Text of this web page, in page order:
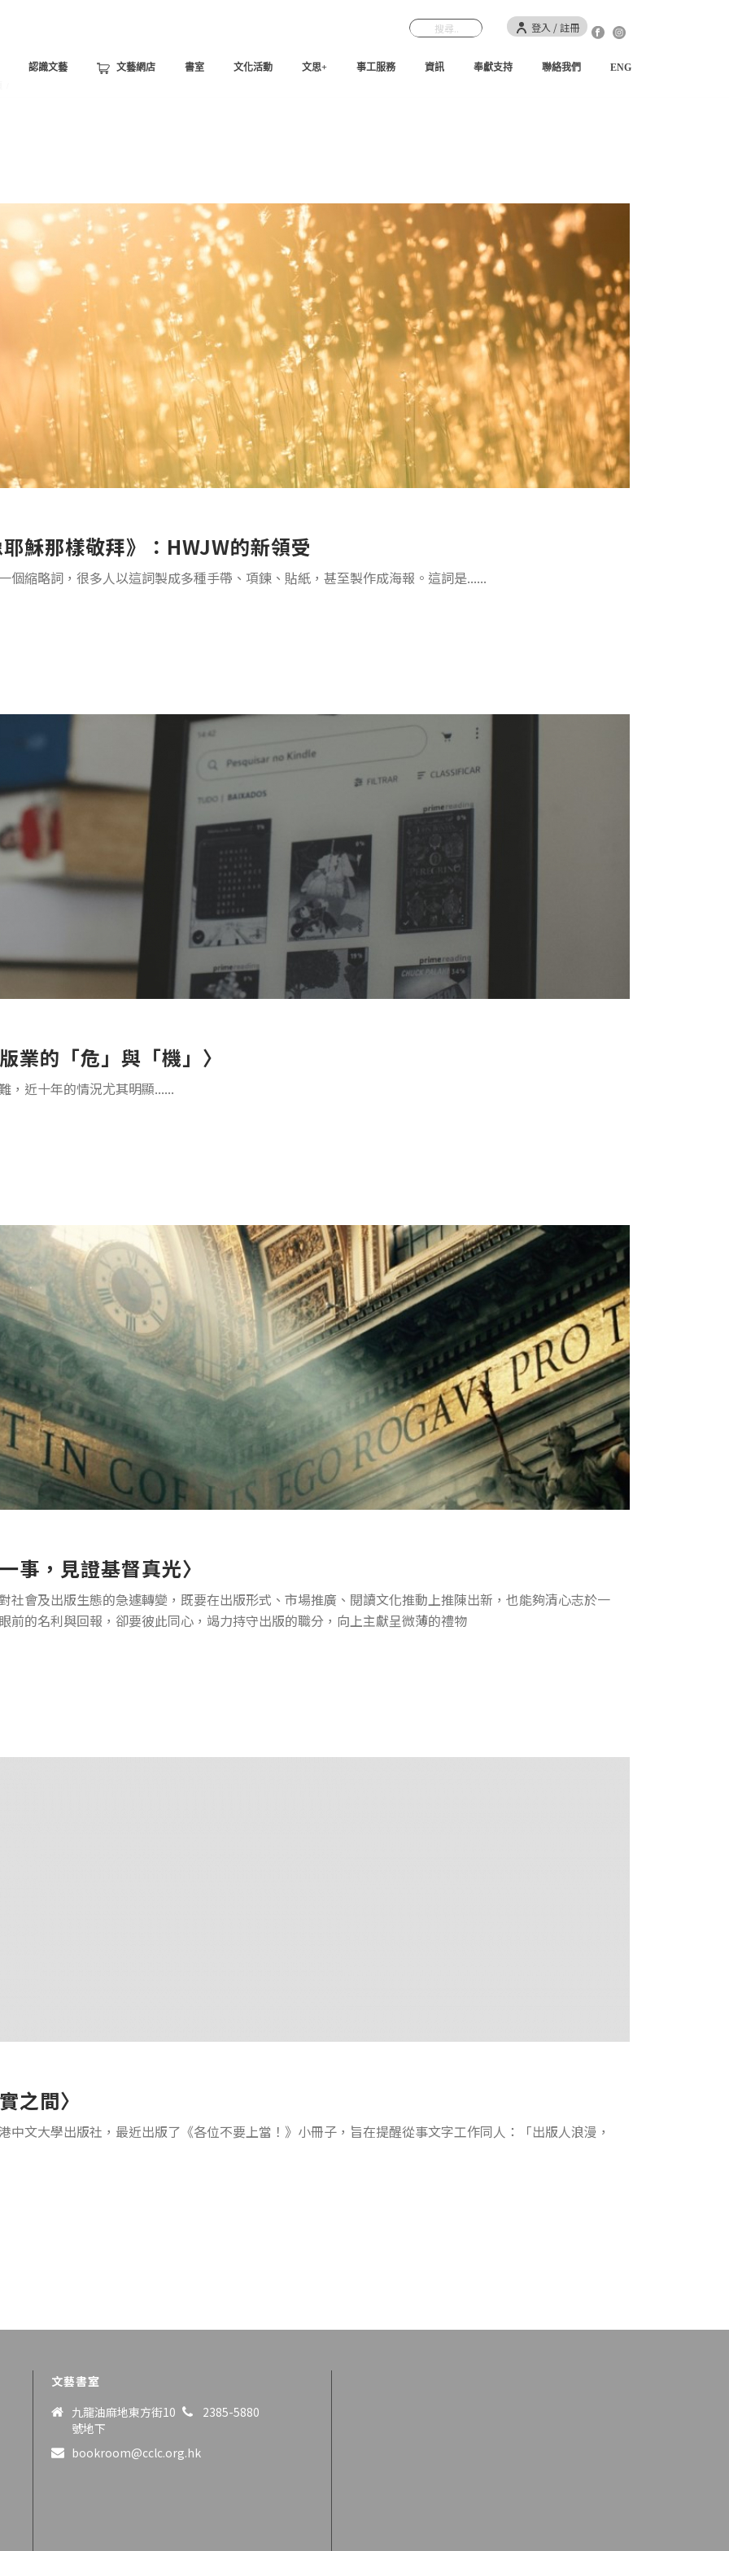
登入 / 註冊
認識文藝 文藝網店 書室 文化活動 文思+ 事工服務 資訊 奉獻支持 聯絡我們 ENG
穌那樣敬拜》：HWJW的新領受
個縮略詞，很多人以這詞製成多種手帶、項鍊、貼紙，甚至製作成海報。這詞是......
業的「危」與「機」〉
，近十年的情況尤其明顯......
事，見證基督真光〉
社會及出版生態的急遽轉變，既要在出版形式、市場推廣、閱讀文化推動上推陳出新，也能夠清心志於一
前的名利與回報，卻要彼此同心，竭力持守出版的職分，向上主獻呈微薄的禮物
之間〉
中文大學出版社，最近出版了《各位不要上當！》小冊子，旨在提醒從事文字工作同人：「出版人浪漫，
文藝書室
九龍油麻地東方街10
號地下
2385-5880
bookroom@cclc.org.hk